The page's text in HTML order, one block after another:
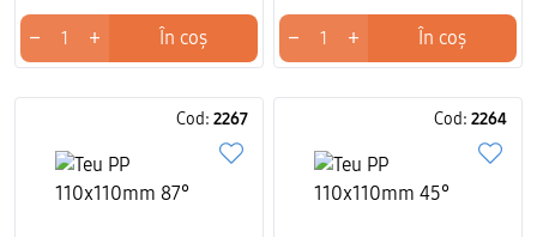
− + În coș − + În coș
Cod: 2267 Cod: 2264